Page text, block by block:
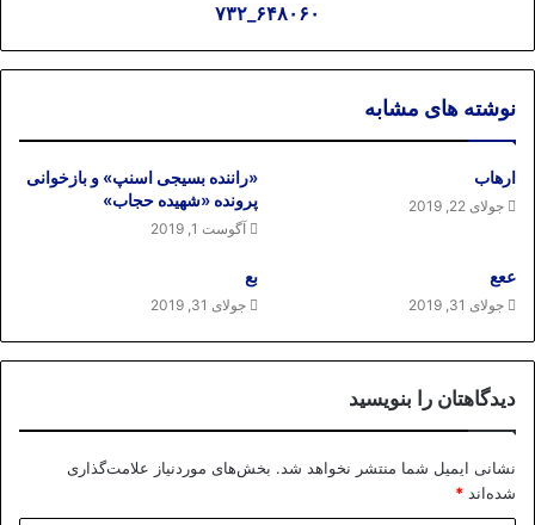
۶۴۸۰۶۰_۷۳۲
نوشته های مشابه
ارهاب
جولای 22, 2019
«راننده بسیجی اسنپ» و بازخوانی
پرونده «شهیده حجاب»
آگوست 1, 2019
ععع
جولای 31, 2019
بع
جولای 31, 2019
دیدگاهتان را بنویسید
نشانی ایمیل شما منتشر نخواهد شد. بخش‌های موردنیاز علامت‌گذاری
شده‌اند *